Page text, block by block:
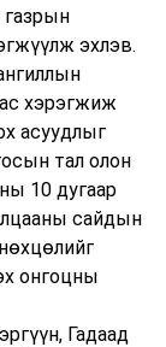
газрын
эхлэв.
хэрэгжиж
асуудлыг
тал олон
10 дугаар
сайдын
онгоцны
Гадаад